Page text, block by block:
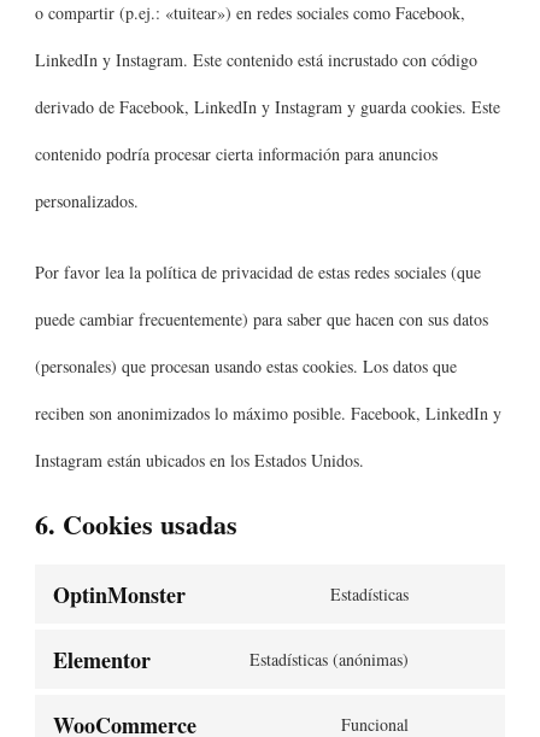
o compartir (p.ej.: «tuitear») en redes sociales como Facebook,
LinkedIn y Instagram. Este contenido está incrustado con código
derivado de Facebook, LinkedIn y Instagram y guarda cookies. Este
contenido podría procesar cierta información para anuncios
personalizados.
Por favor lea la política de privacidad de estas redes sociales (que
puede cambiar frecuentemente) para saber que hacen con sus datos
(personales) que procesan usando estas cookies. Los datos que
reciben son anonimizados lo máximo posible. Facebook, LinkedIn y
Instagram están ubicados en los Estados Unidos.
6. Cookies usadas
OptinMonster Estadísticas
Elementor Estadísticas (anónimas)
WooCommerce Funcional